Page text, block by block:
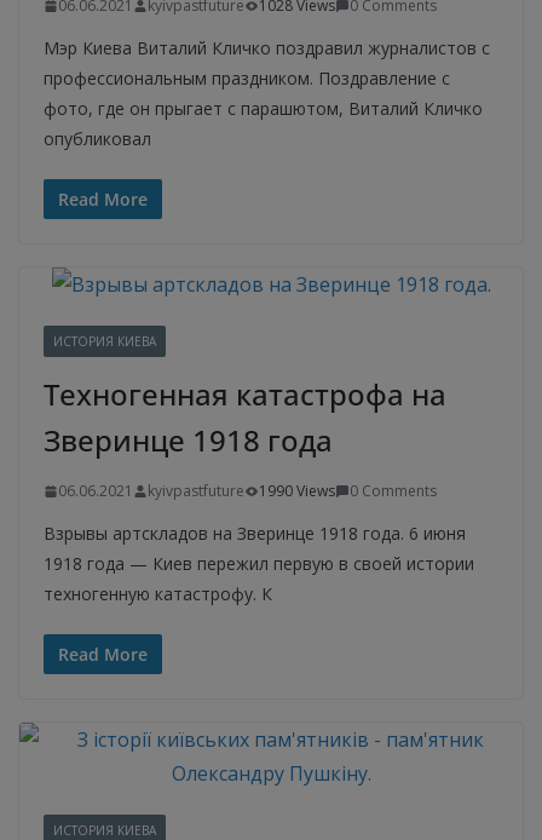
06.06.2021 kyivpastfuture 1028 Views 0 Comments
Мэр Киева Виталий Кличко поздравил журналистов с
профессиональным праздником. Поздравление с
фото, где он прыгает с парашютом, Виталий Кличко
опубликовал
Read More
ИСТОРИЯ КИЕВА
Техногенная катастрофа на
Зверинце 1918 года
06.06.2021 kyivpastfuture 1990 Views 0 Comments
Взрывы артскладов на Зверинце 1918 года. 6 июня
1918 года — Киев пережил первую в своей истории
техногенную катастрофу. К
Read More
ИСТОРИЯ КИЕВА